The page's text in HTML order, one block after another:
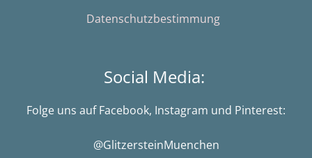
Datenschutzbestimmung
Social Media:
Folge uns auf Facebook, Instagram und Pinterest:
@GlitzersteinMuenchen